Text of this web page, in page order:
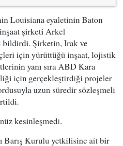
Louisiana eyaletinin Baton
şirketi Arkel
Şirketin, Irak ve
için yürüttüğü inşaat, lojistik
yanı sıra ABD Kara
için gerçekleştirdiği projeler
uzun süredir sözleşmeli
kesinleşmedi.
Barış Kurulu yetkilisine ait bir